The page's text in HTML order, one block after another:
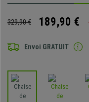
329,90 € 189,90 €
Envoi GRATUIT